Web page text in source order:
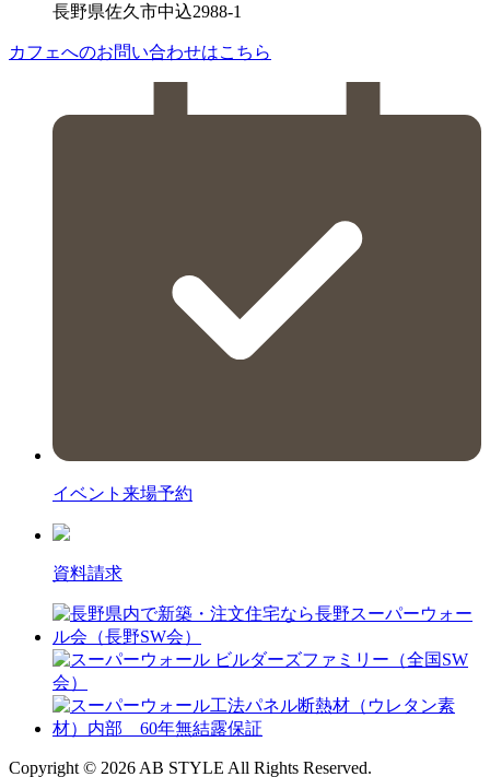
長野県佐久市中込2988-1
カフェへのお問い合わせはこちら
イベント来場予約
資料請求
Copyright © 2026 AB STYLE All Rights Reserved.